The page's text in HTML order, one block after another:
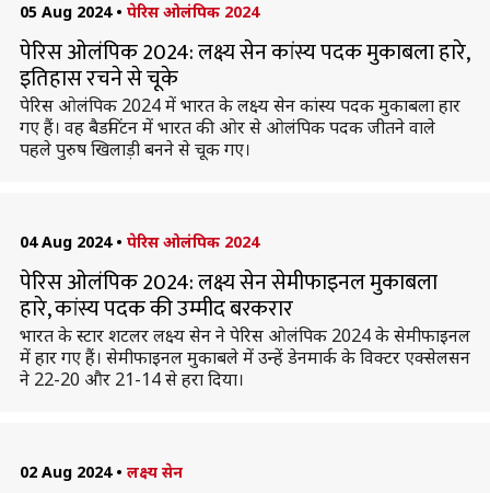
05 Aug 2024 • पेरिस ओलंपिक 2024
पेरिस ओलंपिक 2024: लक्ष्य सेन कांस्य पदक मुकाबला हारे,
इतिहास रचने से चूके
पेरिस ओलंपिक 2024 में भारत के लक्ष्य सेन कांस्य पदक मुकाबला हार
गए हैं। वह बैडमिंटन में भारत की ओर से ओलंपिक पदक जीतने वाले
पहले पुरुष खिलाड़ी बनने से चूक गए।
04 Aug 2024 • पेरिस ओलंपिक 2024
पेरिस ओलंपिक 2024: लक्ष्य सेन सेमीफाइनल मुकाबला
हारे, कांस्य पदक की उम्मीद बरकरार
भारत के स्टार शटलर लक्ष्य सेन ने पेरिस ओलंपिक 2024 के सेमीफाइनल
में हार गए हैं। सेमीफाइनल मुकाबले में उन्हें डेनमार्क के विक्टर एक्सेलसन
ने 22-20 और 21-14 से हरा दिया।
02 Aug 2024 • लक्ष्य सेन